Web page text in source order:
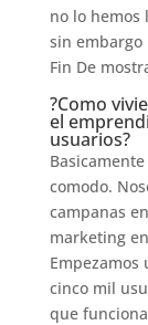
no lo hemos
sin embargo
Fin De
?Como
el
usuarios?
comodo.
campanas
marketing
cinco mil
que